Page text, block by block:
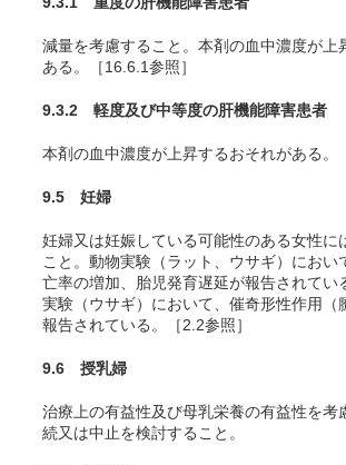
減量を考慮すること。本剤の血中濃度が上
ある。［16.6.1参照］
9.3.2 軽度及び中等度の肝機能障害患者
本剤の血中濃度が上昇するおそれがある。
9.5 妊婦
妊婦又は妊娠している可能性のある女性に
こと。動物実験（ラット、ウサギ）におい
亡率の増加、胎児発育遅延が報告されてい
実験（ウサギ）において、催奇形性作用（
報告されている。［2.2参照］
9.6 授乳婦
治療上の有益性及び母乳栄養の有益性を考
続又は中止を検討すること。